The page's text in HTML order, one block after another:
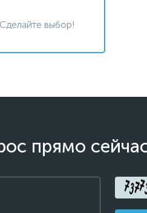
Сделайте выбор!
прямо